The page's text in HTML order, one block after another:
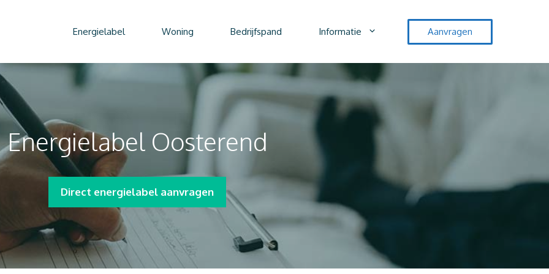
Energielabel Woning Bedrijfspand Informatie Aanvragen
Energielabel Oosterend
Direct energielabel aanvragen